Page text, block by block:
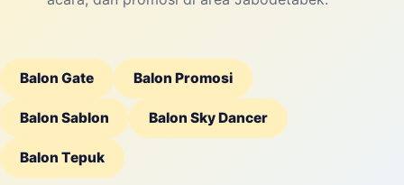
Balon Gate Balon Promosi
Balon Sablon Balon Sky Dancer
Balon Tepuk